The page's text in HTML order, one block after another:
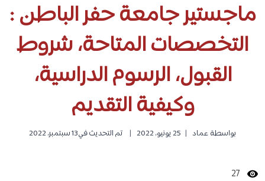
ماجستير جامعة حفر الباطن :
التخصصات المتاحة، شروط
القبول، الرسوم الدراسية،
وكيفية التقديم
بواسطة عماد 25 يونيو، 2022 تم التحديث في13 سبتمبر، 2022
27